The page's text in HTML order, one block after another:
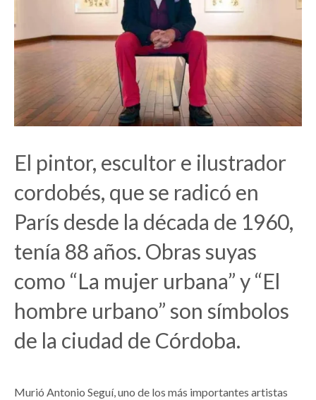
El pintor, escultor e ilustrador
cordobés, que se radicó en
París desde la década de 1960,
tenía 88 años. Obras suyas
como “La mujer urbana” y “El
hombre urbano” son símbolos
de la ciudad de Córdoba.
Murió Antonio Seguí, uno de los más importantes artistas